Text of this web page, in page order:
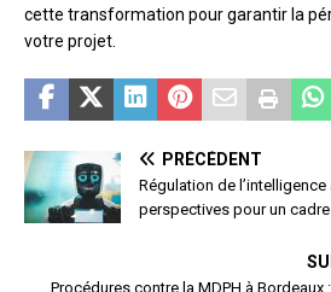
cette transformation pour garantir la
votre projet.
PRÉCÉDENT
Régulation de
perspectives pour un
Procédures contre la MDPH à Bordeaux